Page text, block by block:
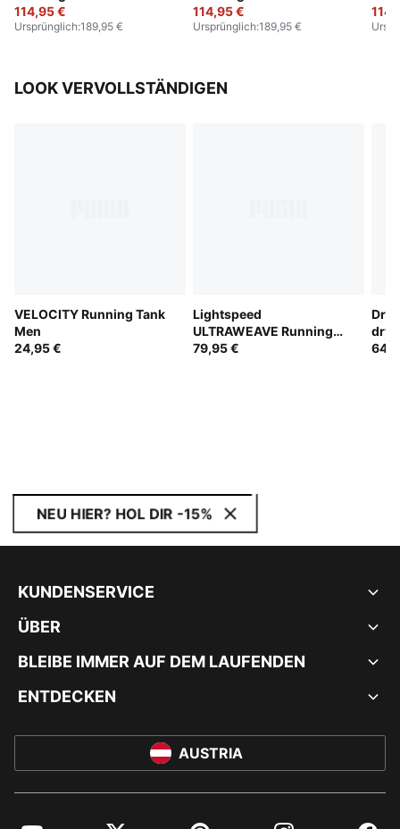
114,95 €
Ursprünglich:189,95 €
114,95 €
Ursprünglich:189,95 €
LOOK VERVOLLSTÄNDIGEN
VELOCITY Running Tank
Men
24,95 €
Lightspeed
ULTRAWEAVE Running
2" Shorts Men
79,95 €
NEU HIER? HOL DIR -15%
KUNDENSERVICE
ÜBER
BLEIBE IMMER AUF DEM LAUFENDEN
ENTDECKEN
AUSTRIA